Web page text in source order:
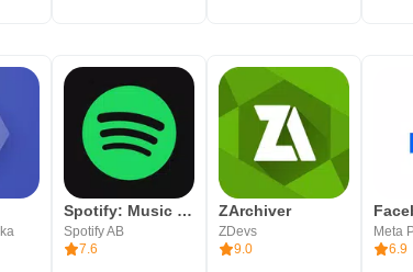
Spotify: Music and Podcasts
Spotify AB
7.6
ZArchiver
ZDevs
9.0
Meta
6.9